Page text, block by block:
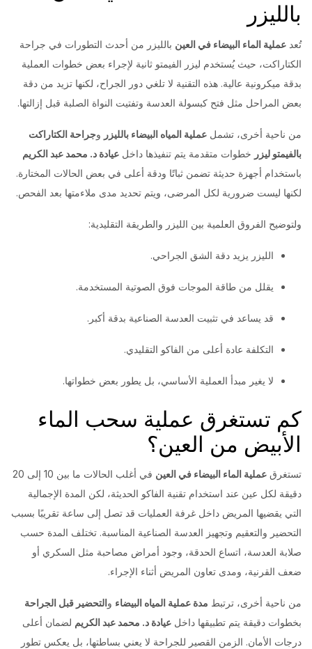
بالليزر
تُعد عملية الماء البيضاء في العينبالليزر من أحدث التطورات في جراحة
الكتاراكت، حيث يُستخدم ليزر الفيمتو ثانية لإجراء بعض خطوات العملية
بدقة ميكرونية عالية. هذه التقنية لا تلغي دور الجراح، لكنها تزيد من دقة
بعض المراحل مثل فتح كبسولة العدسة وتفتيت النواة الصلبة قبل إزالتها.
من ناحية أخرى، تشمل عملية المياه البيضاء بالليزر وجراحة الكتاراكت
بالفيمتو ليزر خطوات متقدمة يتم تنفيذها داخل عيادة د. محمد عبد الكريم
باستخدام أجهزة حديثة تضمن ثباتًا ودقة أعلى في بعض الحالات المختارة.
لكنها ليست ضرورية لكل المرضى، ويتم تحديد مدى ملاءمتها بعد الفحص.
ولتوضيح الفروق العلمية بين الليزر والطريقة التقليدية:
الليزر يزيد دقة الشق الجراحي.
يقلل من طاقة الموجات فوق الصوتية المستخدمة.
قد يساعد في تثبيت العدسة الصناعية بدقة أكبر.
التكلفة عادة أعلى من الفاكو التقليدي.
لا يغير مبدأ العملية الأساسي، بل يطور بعض خطواتها.
كم تستغرق عملية سحب الماء
الأبيض من العين؟
تستغرق عملية الماء البيضاء في العين
في أغلب الحالات ما بين 10 إلى 20
دقيقة لكل عين عند استخدام تقنية الفاكو الحديثة، لكن المدة الإجمالية
التي يقضيها المريض داخل غرفة العمليات قد تصل إلى ساعة تقريبًا بسبب
التحضير والتعقيم وتجهيز العدسة الصناعية المناسبة. تختلف المدة حسب
صلابة العدسة، اتساع الحدقة، وجود أمراض مصاحبة مثل السكري أو
ضعف القرنية، ومدى تعاون المريض أثناء الإجراء.
من ناحية أخرى، ترتبط مدة عملية المياه البيضاءوالتحضير قبل الجراحة
بخطوات دقيقة يتم تطبيقها داخل عيادة د. محمد عبد الكريملضمان أعلى
درجات الأمان. الزمن القصير للجراحة لا يعني بساطتها، بل يعكس تطور